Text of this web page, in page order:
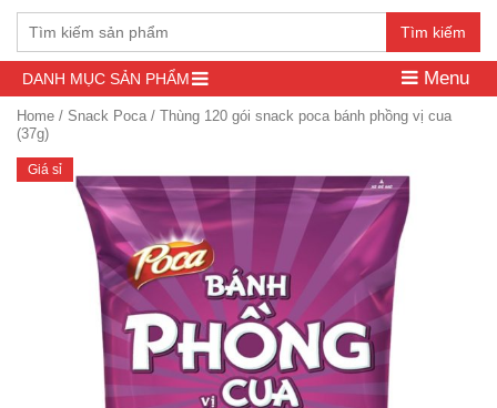
Tìm kiếm
DANH MỤC SẢN PHẨM Menu
Home / Snack Poca / Thùng 120 gói snack poca bánh phồng vị cua
(37g)
Giá sỉ